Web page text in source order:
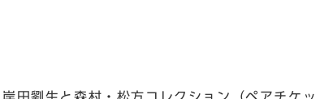
田劉生と森村・松方コレクション（ペアチケッ